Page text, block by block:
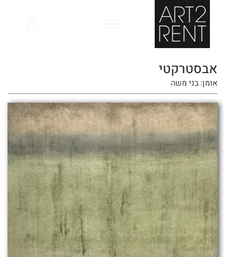
אבסטרקטי
אומן: בני משה